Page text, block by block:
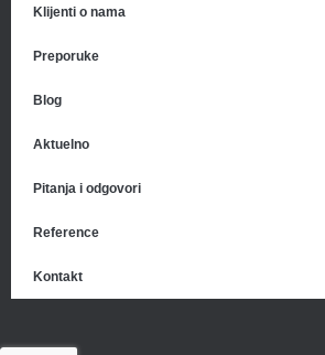
Klijenti o nama
Preporuke
Blog
Aktuelno
Pitanja i odgovori
Reference
Kontakt